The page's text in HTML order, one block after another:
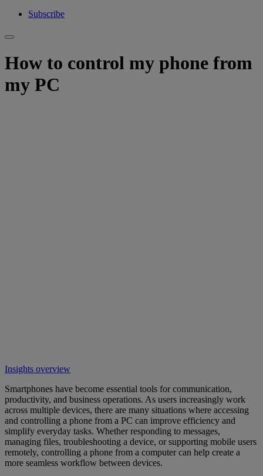
Subscribe
How to control my phone from
my PC
Insights overview
Smartphones have become essential tools for communication,
productivity, and business operations. As users increasingly work
across multiple devices, there are many situations where accessing
and controlling a phone from a PC can improve efficiency and
simplify everyday tasks. Whether responding to messages,
managing files, troubleshooting a device, or supporting mobile users
remotely, controlling a phone from a computer can help create a
more seamless workflow between devices.